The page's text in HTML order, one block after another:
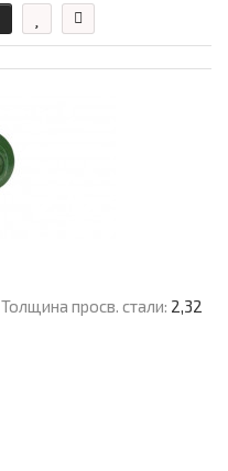
Толщина просв. стали: 2,32